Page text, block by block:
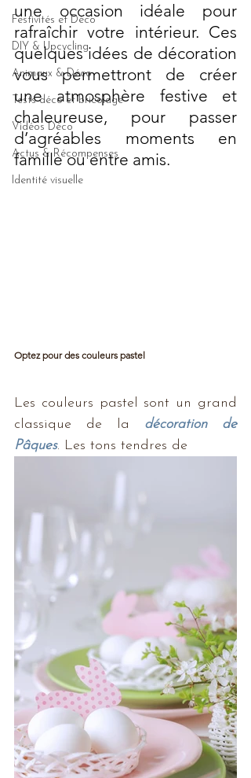
Festivités et Déco
DIY & Upcycling
Animaux & Déco
Tests déco et bricolage
Vidéos Déco
Actus & Récompenses
Identité visuelle
une occasion idéale pour
rafraîchir votre intérieur. Ces
quelques idées de décoration
vous permettront de créer
une atmosphère festive et
chaleureuse, pour passer
d’agréables moments en
famille ou entre amis.
Optez pour des couleurs pastel
Les couleurs pastel sont un grand
classique de la décoration de
Pâques. Les tons tendres de